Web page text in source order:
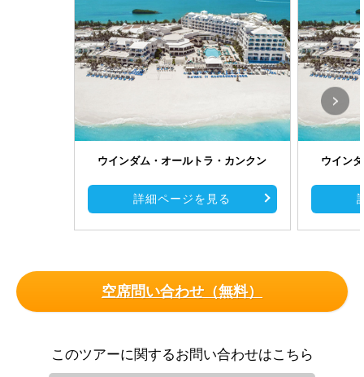
ウインダム・オールトラ・カンクン
詳細ページを見る
ウイン
空席問い合わせ（無料）
このツアーに関するお問い合わせはこちら